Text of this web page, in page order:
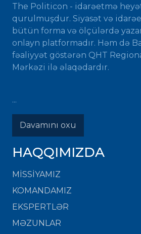
The Politicon - idarəetmə
qurulmuşdur. Siyasət və
bütün forma və ölçülərdə
onlayn platformadır. Həm də
fəaliyyət göstərən QHT
Mərkəzi ilə əlaqədardır.
...
Davamını oxu
HAQQIMIZDA
MISSIYAMIZ
KOMANDAMIZ
EKSPERTLƏR
MƏZUNLAR